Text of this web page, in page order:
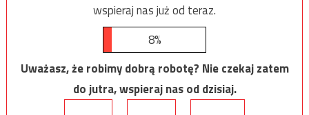
wspieraj nas już od teraz.
8%
Uważasz, że robimy dobrą robotę? Nie czekaj zatem
do jutra, wspieraj nas od dzisiaj.